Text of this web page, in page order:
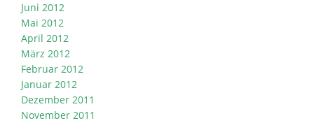
Juni 2012
Mai 2012
April 2012
März 2012
Februar 2012
Januar 2012
Dezember 2011
November 2011